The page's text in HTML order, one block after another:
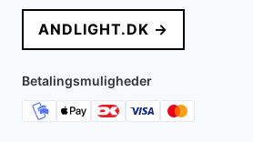
pris
var:
13.500 kr..
ANDLIGHT.DK →
Betalingsmuligheder